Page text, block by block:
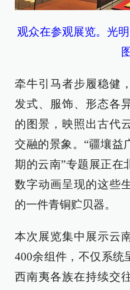
观众在参观展览。光
牵牛引马者步履稳健
发式、服饰、形态各
的图景，映照出古代
交融的景象。“疆壤
期的云南”专题展正在
数字动画呈现的这些
的一件青铜贮贝器。
本次展览集中展示云
400余组件，不仅系统
西南夷各族在持续交